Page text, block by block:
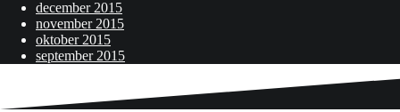
december 2015
november 2015
oktober 2015
september 2015